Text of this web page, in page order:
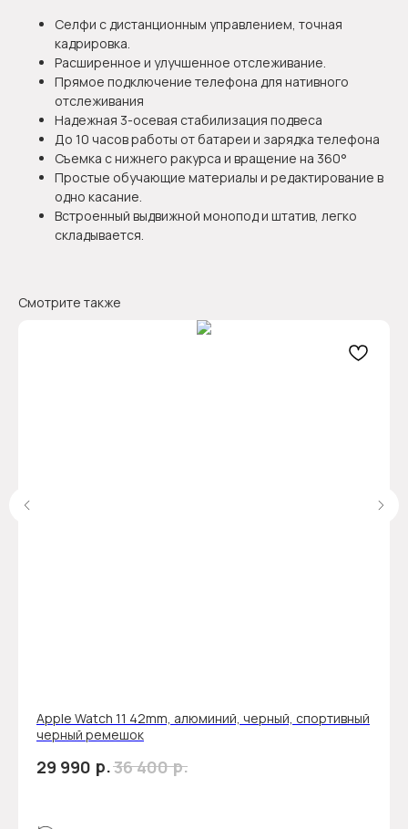
Селфи с дистанционным управлением, точная
кадрировка.
Расширенное и улучшенное отслеживание.
Прямое подключение телефона для нативного
отслеживания
Надежная 3-осевая стабилизация подвеса
До 10 часов работы от батареи и зарядка телефона
Съемка с нижнего ракурса и вращение на 360°
Простые обучающие материалы и редактирование в
одно касание.
Встроенный выдвижной монопод и штатив, легко
складывается.
Смотрите также
Apple Watch 11 42mm, алюминий, черный, спортивный
черный ремешок
29 990 р.36 400 р.